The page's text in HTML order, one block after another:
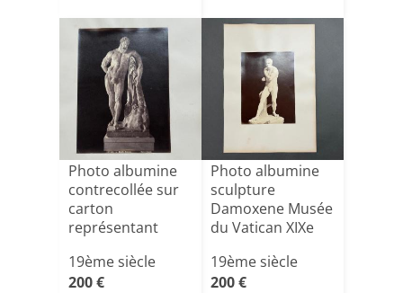
Photo albumine
contrecollée sur
carton
représentant
19ème siècle
200 €
Photo albumine
sculpture
Damoxene Musée
du Vatican XIXe
19ème siècle
200 €